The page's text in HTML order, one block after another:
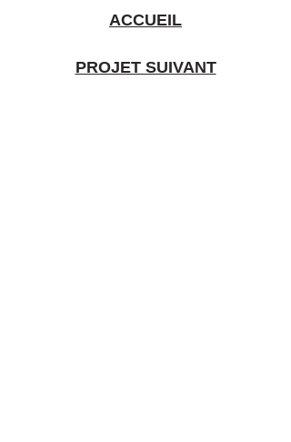
ACCUEIL
PROJET SUIVANT